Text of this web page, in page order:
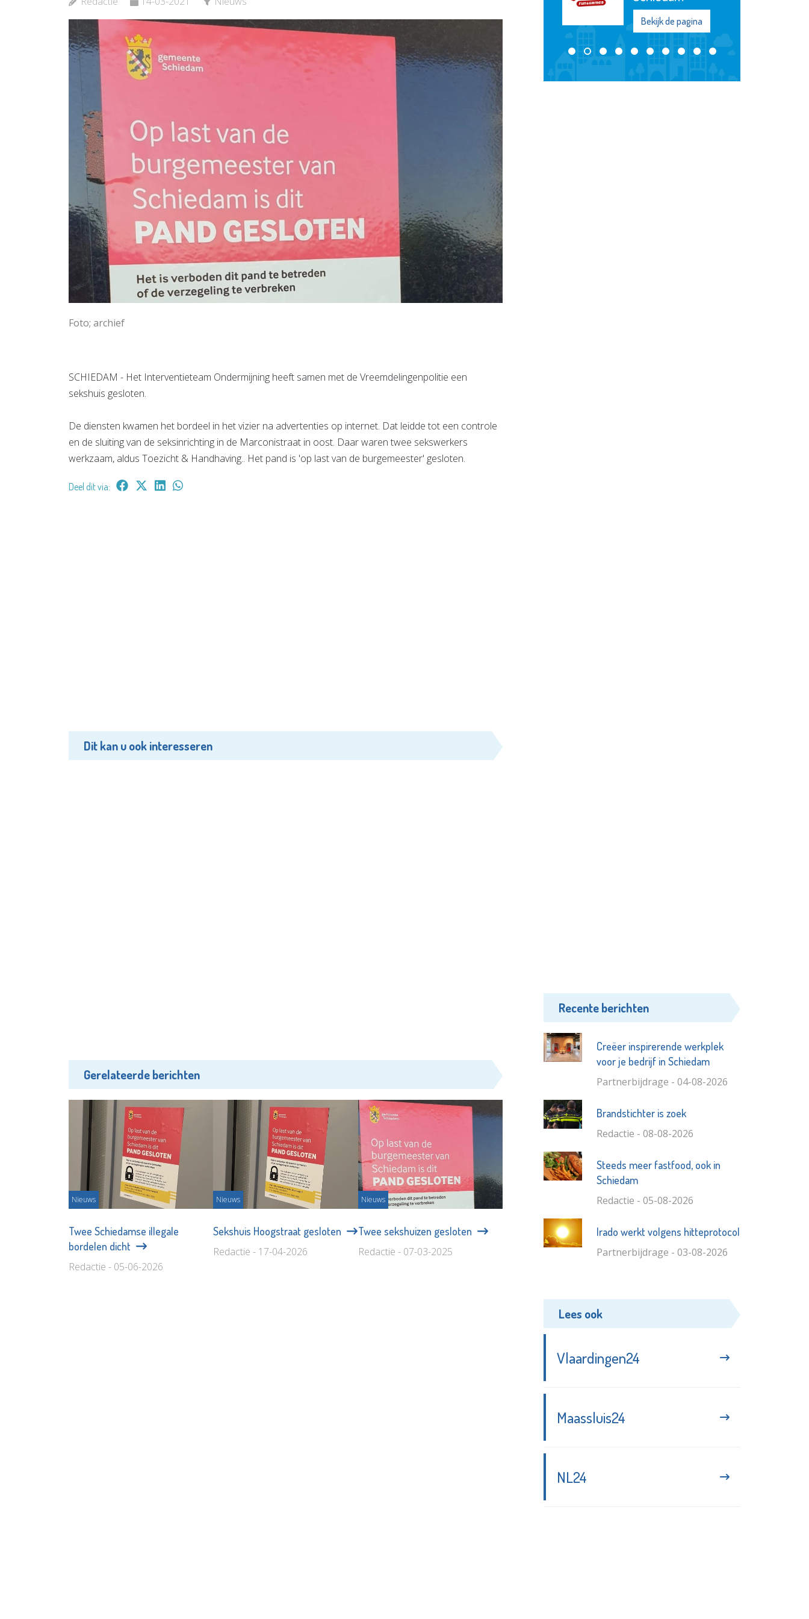
Foto; archief
SCHIEDAM - Het Interventieteam Ondermijning heeft samen met de Vreemdelingenpolitie een
sekshuis gesloten.
De diensten kwamen het bordeel in het vizier na advertenties op internet. Dat leidde tot een controle
en de sluiting van de seksinrichting in de Marconistraat in oost. Daar waren twee sekswerkers
werkzaam, aldus Toezicht & Handhaving.. Het pand is 'op last van de burgemeester' gesloten.
Deel dit via:
Dit kan u ook interesseren
Gerelateerde berichten
Nieuws
Twee Schiedamse illegale
bordelen dicht
Redactie - 05-06-2026
Nieuws
Sekshuis Hoogstraat gesloten
Redactie - 17-04-2026
Nieuws
Twee sekshuizen gesloten
Redactie - 07-03-2025
Bekijk de pagina Bekijk de pagina
Bekijk de pagina
Recente berichten
Creëer inspirerende werkplek
voor je bedrijf in Schiedam
Partnerbijdrage - 04-08-2026
Brandstichter is zoek
Redactie - 08-08-2026
Steeds meer fastfood, ook in
Schiedam
Redactie - 05-08-2026
Irado werkt volgens hitteprotocol
Partnerbijdrage - 03-08-2026
Lees ook
Vlaardingen24
Maassluis24
NL24